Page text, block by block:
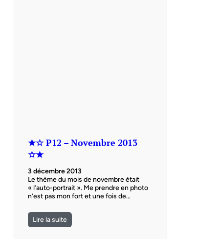
★☆ P12 – Novembre 2013
☆★
3 décembre 2013
Le thème du mois de novembre était
« l’auto-portrait ». Me prendre en photo
n’est pas mon fort et une fois de…
Lire la suite